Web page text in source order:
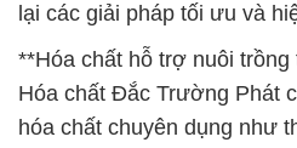
lại các giải pháp tối ưu và
**Hóa chất hỗ trợ nuôi
Hóa chất Đắc Trường Phát
hóa chất chuyên dụng như